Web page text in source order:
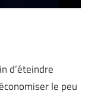
d’éteindre
le peu